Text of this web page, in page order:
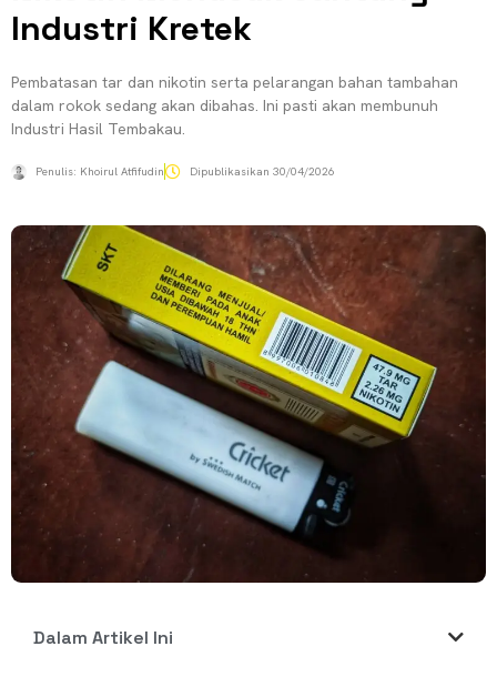
Industri Kretek
Pembatasan tar dan nikotin serta pelarangan bahan tambahan
dalam rokok sedang akan dibahas. Ini pasti akan membunuh
Industri Hasil Tembakau.
Penulis: Khoirul Atfifudin Dipublikasikan 30/04/2026
Dalam Artikel Ini